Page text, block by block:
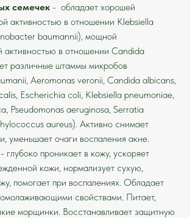
семечек - обладает хорошей
активностью в отношении Klebsiella
baumannii), мощной
активностью в отношении Candida
различные штаммы микробов
Aeromonas veronii, Candida albicans,
Escherichia coli, Klebsiella pneumoniae,
Pseudomonas aeruginosa, Serratia
aureus). Активно снимает
уменьшает очаги воспаления акне.
- глубоко проникает в кожу, ускоряет
кожи, нормализует сухую,
помогает при воспалениях. Обладает
свойствами. Питает,
морщинки. Восстанавливает защитную